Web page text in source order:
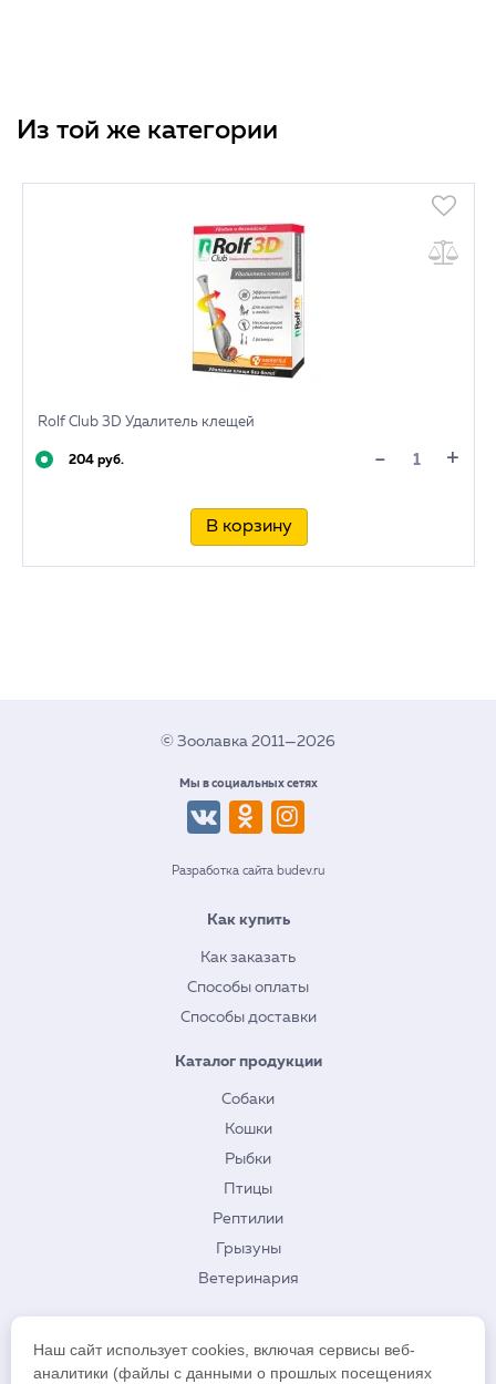
Из той же категории
Rolf Club 3D Удалитель клещей
204 руб. - +
В корзину
© Зоолавка 2011—2026
Мы в социальных сетях
Разработка сайта budev.ru
Как купить
Как заказать
Способы оплаты
Способы доставки
Каталог продукции
Собаки
Кошки
Рыбки
Птицы
Рептилии
Грызуны
Ветеринария
Контакты
Наш сайт использует cookies, включая сервисы веб-
аналитики (файлы с данными о прошлых посещениях